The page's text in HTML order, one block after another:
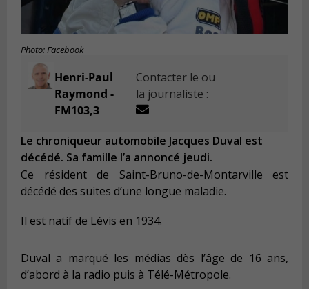
Photo: Facebook
Henri-Paul
Raymond -
FM103,3
Contacter le ou
la journaliste :
Le chroniqueur automobile Jacques Duval est
décédé. Sa famille l’a annoncé jeudi.
Ce résident de Saint-Bruno-de-Montarville est
décédé des suites d’une longue maladie.
Il est natif de Lévis en 1934.
Duval a marqué les médias dès l’âge de 16 ans,
d’abord à la radio puis à Télé-Métropole.